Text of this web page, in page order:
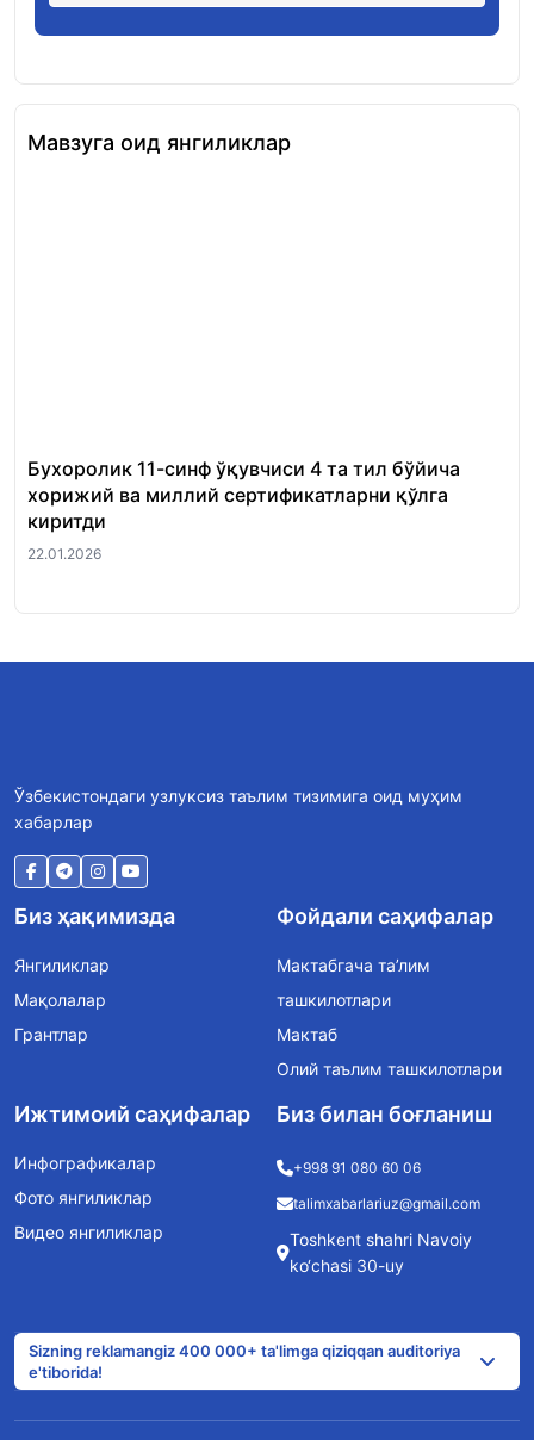
Мавзуга оид янгиликлар
Бухоролик 11-синф ўқувчиси 4 та тил бўйича
хорижий ва миллий сертификатларни қўлга
киритди
22.01.2026
Ўзбекистондаги узлуксиз таълим тизимига оид муҳим
хабарлар
Биз ҳақимизда
Янгиликлар
Мақолалар
Грантлар
Фойдали саҳифалар
Мактабгача та’лим
ташкилотлари
Мактаб
Олий таълим ташкилотлари
Ижтимоий саҳифалар
Инфографикалар
Фото янгиликлар
Видео янгиликлар
Биз билан боғланиш
+998 91 080 60 06
talimxabarlariuz@gmail.com
Toshkent shahri Navoiy
ko‘chasi 30-uy
Sizning reklamangiz 400 000+ ta'limga qiziqqan auditoriya
e'tiborida!